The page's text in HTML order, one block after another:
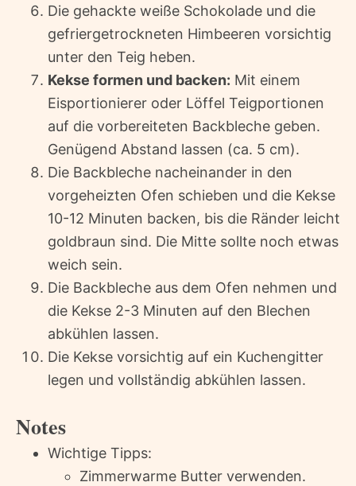
Die gehackte weiße Schokolade und die
gefriergetrockneten Himbeeren vorsichtig
unter den Teig heben.
Kekse formen und backen: Mit einem
Eisportionierer oder Löffel Teigportionen
auf die vorbereiteten Backbleche geben.
Genügend Abstand lassen (ca. 5 cm).
Die Backbleche nacheinander in den
vorgeheizten Ofen schieben und die Kekse
10-12 Minuten backen, bis die Ränder leicht
goldbraun sind. Die Mitte sollte noch etwas
weich sein.
Die Backbleche aus dem Ofen nehmen und
die Kekse 2-3 Minuten auf den Blechen
abkühlen lassen.
Die Kekse vorsichtig auf ein Kuchengitter
legen und vollständig abkühlen lassen.
Notes
Wichtige Tipps:
Zimmerwarme Butter verwenden.